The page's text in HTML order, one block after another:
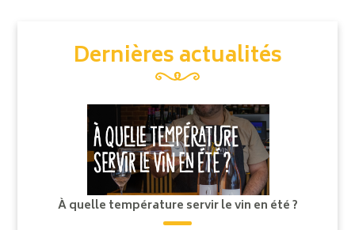
Dernières actualités
À quelle température servir le vin en été ?